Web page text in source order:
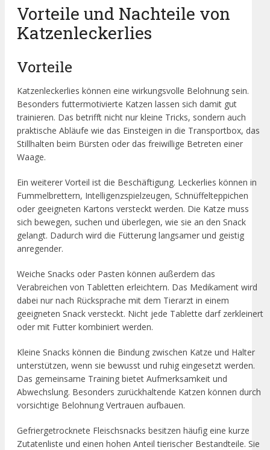
Vorteile und Nachteile von
Katzenleckerlies
Vorteile
Katzenleckerlies können eine wirkungsvolle Belohnung sein.
Besonders futtermotivierte Katzen lassen sich damit gut
trainieren. Das betrifft nicht nur kleine Tricks, sondern auch
praktische Abläufe wie das Einsteigen in die Transportbox, das
Stillhalten beim Bürsten oder das freiwillige Betreten einer
Waage.
Ein weiterer Vorteil ist die Beschäftigung. Leckerlies können in
Fummelbrettern, Intelligenzspielzeugen, Schnüffelteppichen
oder geeigneten Kartons versteckt werden. Die Katze muss
sich bewegen, suchen und überlegen, wie sie an den Snack
gelangt. Dadurch wird die Fütterung langsamer und geistig
anregender.
Weiche Snacks oder Pasten können außerdem das
Verabreichen von Tabletten erleichtern. Das Medikament wird
dabei nur nach Rücksprache mit dem Tierarzt in einem
geeigneten Snack versteckt. Nicht jede Tablette darf zerkleinert
oder mit Futter kombiniert werden.
Kleine Snacks können die Bindung zwischen Katze und Halter
unterstützen, wenn sie bewusst und ruhig eingesetzt werden.
Das gemeinsame Training bietet Aufmerksamkeit und
Abwechslung. Besonders zurückhaltende Katzen können durch
vorsichtige Belohnung Vertrauen aufbauen.
Gefriergetrocknete Fleischsnacks besitzen häufig eine kurze
Zutatenliste und einen hohen Anteil tierischer Bestandteile. Sie